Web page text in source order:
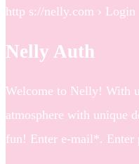
http s://nelly.com › Login
Nelly Auth
Welcome to Nelly! With
atmosphere with unique
fun! Enter e-mail*. Enter